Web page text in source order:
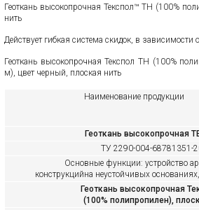
Геоткань высокопрочная Текспол™ ТН (100%
нить
Действует гибкая система скидок, в зависимости
Геоткань высокопрочная Текспол ТН (100%
м), цвет черный, плоская нить
Наименование продукции
Геоткань высокопрочная
ТУ 2290-004-68781351-
Основные функции: устройство
конструкцийна неустойчивых
Геоткань высокопрочная
(100% полипропилен),